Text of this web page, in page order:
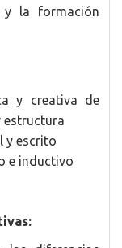
y la formación
y creativa de
estructura
y escrito
e inductivo